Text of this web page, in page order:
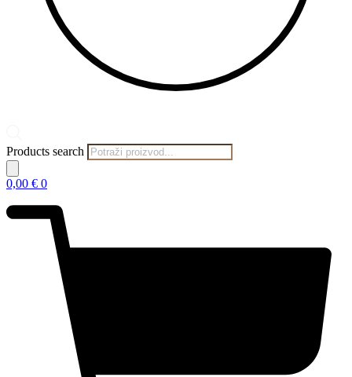
Products search
0,00 € 0